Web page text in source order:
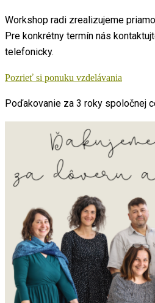
Workshop radi zrealizujeme
Pre konkrétny termín nás
telefonicky.
Pozrieť si ponuku vzdelávania
Poďakovanie za 3 roky spoločnej